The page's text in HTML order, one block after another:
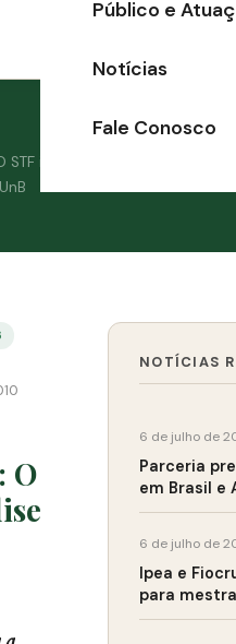
Público e
Notícias
Fale Conosco
STF inicia a análise da ação
O
NOTÍCIAS
6 de julho de
Parceria
em Brasil e
6 de julho de
Ipea e
para